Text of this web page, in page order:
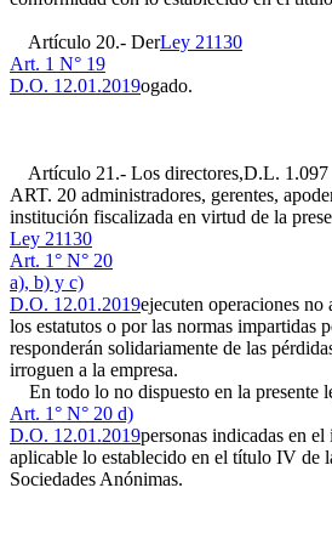
Artículo 20.- DerLey 21130
Art. 1 N° 19
D.O. 12.01.2019ogado.
Artículo 21.- Los directores,D.L. 1.097
ART. 20 administradores, gerentes,
institución fiscalizada en virtud de la
Ley 21130
Art. 1° N° 20
a), b) y c)
D.O. 12.01.2019ejecuten operaciones
los estatutos o por las normas impartidas
responderán solidariamente de las
irroguen a la empresa.
En todo lo no dispuesto en la presente
Art. 1° N° 20 d)
D.O. 12.01.2019personas indicadas en
aplicable lo establecido en el título IV de
Sociedades Anónimas.